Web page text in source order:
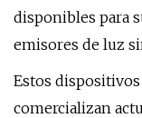
disponibles para
emisores de luz
Estos
comercializan